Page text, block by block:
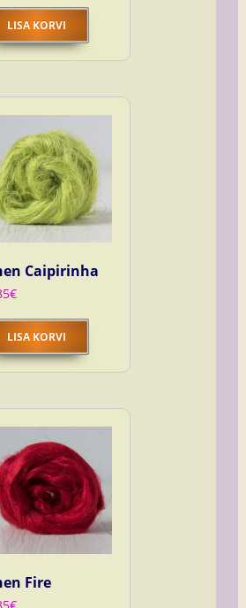
LISA KORVI
Caipirinha
€
LISA KORVI
Fire